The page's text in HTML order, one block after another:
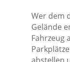
Wer dem
Gelände
Fahrzeug